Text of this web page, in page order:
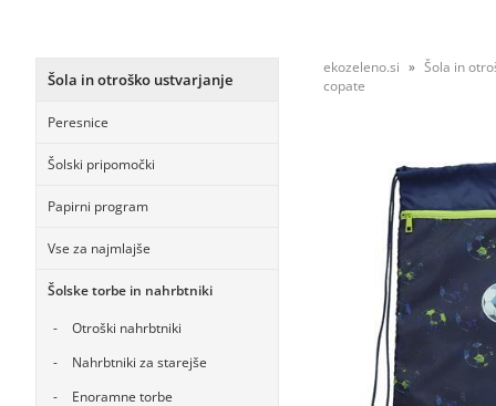
Šola in otroško ustvarjanje
Peresnice
Šolski pripomočki
Papirni program
Vse za najmlajše
Šolske torbe in nahrbtniki
Otroški nahrbtniki
Nahrbtniki za starejše
Enoramne torbe
ekozeleno.si
Šola in
copate